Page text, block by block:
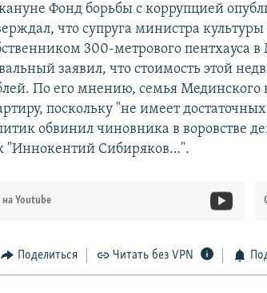
Фонд борьбы с коррупцией
что супруга министра
300-метрового пентхауса
заявил, что стоимость этой
По его мнению, семья Мединского
поскольку "не имеет
обвинил чиновника в воровстве
"Иннокентий Сибиряков…".
на Youtube
Поделиться Читать без VPN